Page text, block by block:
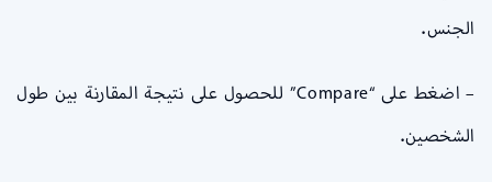
الجنس.
– اضغط على “Compare” للحصول على نتيجة المقارنة بين طول
الشخصين.